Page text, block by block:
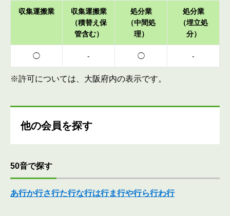
収集運搬業
収集運搬業
（積替え保
管含む）
処分業
（中間処
理）
処分業
（埋立処
分）
◯ - ◯ -
※許可については、大阪府内の表示です。
他の会員を探す
50音で探す
あ行か行さ行た行な行は行ま行や行ら行わ行